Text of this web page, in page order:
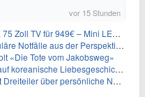
vor 15 Stunden
TV für 949€ – Mini LED, 144Hz, 2026
aus der Perspektive der Patienten
«Die Tote vom Jakobsweg»
koreanische Liebesgeschichte
über persönliche Neuanfänge